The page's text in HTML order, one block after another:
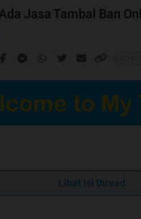
Jasa Tambal Ban
BUDAYAKAN
Lihat isi thread